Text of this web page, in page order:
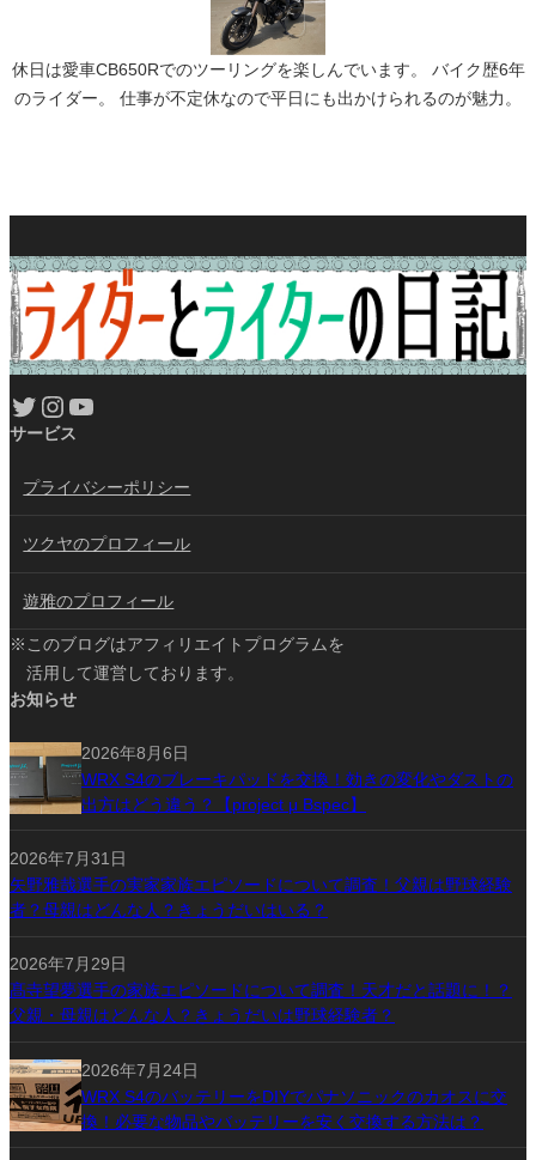
休日は愛車CB650Rでのツーリングを楽しんでいます。 バイク歴6年
のライダー。 仕事が不定休なので平日にも出かけられるのが魅力。
Twitter Instagram YouTube
サービス
プライバシーポリシー
ツクヤのプロフィール
遊雅のプロフィール
※このブログはアフィリエイトプログラムを
活用して運営しております。
お知らせ
2026年8月6日
WRX S4のブレーキパッドを交換！効きの変化やダストの
出方はどう違う？【project μ Bspec】
2026年7月31日
矢野雅哉選手の実家家族エピソードについて調査！父親は野球経験
者？母親はどんな人？きょうだいはいる？
2026年7月29日
髙寺望夢選手の家族エピソードについて調査！天才だと話題に！？
父親・母親はどんな人？きょうだいは野球経験者？
2026年7月24日
WRX S4のバッテリーをDIYでパナソニックのカオスに交
換！必要な物品やバッテリーを安く交換する方法は？